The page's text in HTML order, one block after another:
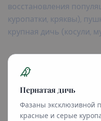
восстановления
куропатки, кряквы),
крупная дичь (косули,
Пернатая дичь
Фазаны эксклюзивной
красные и серые